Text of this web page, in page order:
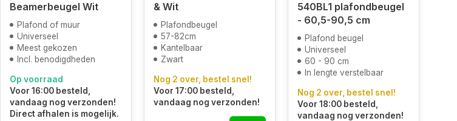
Beamerbeugel Wit
Plafond of muur
Universeel
Meest gekozen
Incl. benodigdheden
Op voorraad
Voor 16:00 besteld,
vandaag nog verzonden!
Direct afhalen is mogelijk.
& Wit
Plafondbeugel
57-82cm
Kantelbaar
Zwart
Nog 2 over, bestel snel!
Voor 17:00 besteld,
vandaag nog verzonden!
540BL1 plafondbeugel
- 60,5-90,5 cm
Plafond beugel
Universeel
60 - 90 cm
In lengte verstelbaar
Nog 2 over, bestel snel!
Voor 18:00 besteld,
vandaag nog verzonden!